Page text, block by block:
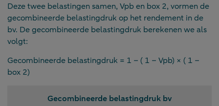
Deze twee belastingen samen, Vpb en box 2, vormen de
gecombineerde belastingdruk op het rendement in de
bv. De gecombineerde belastingdruk berekenen we als
volgt:
Gecombineerde belastingdruk = 1 – ( 1 – Vpb) × ( 1 –
box 2)
Gecombineerde belastingdruk bv